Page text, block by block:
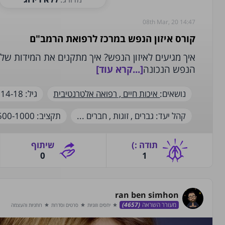
08th Mar, 20 14:47
קורס איזון הנפש במרכז לרפואת הרמב"ם
איך מגיעים לאיזון הנפש? איך מתקנים את המידות
הנפש הנכונה[...קרא עוד]
נושאים: איכות חיים , רפואה אלטרנטיבית גיל:
‫קהל יעד‬: גברים , זוגות , חברים ... ‫תקציב‬:
1
תודה‫ :)‬
0
שיתוף
ran ben simhon
מעורר השראה (4657)
star יחסים וזוגיות star סרטים וסדרות star רוחניות והעצמה